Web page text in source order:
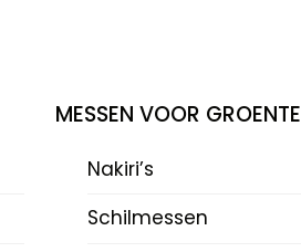
MESSEN VOOR GROENTE
Nakiri’s
Schilmessen